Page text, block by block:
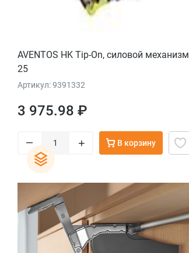
AVENTOS HK Tip-On, силовой механизм
25
Артикул: 9391332
3 975.98 ₽
– + В корзину